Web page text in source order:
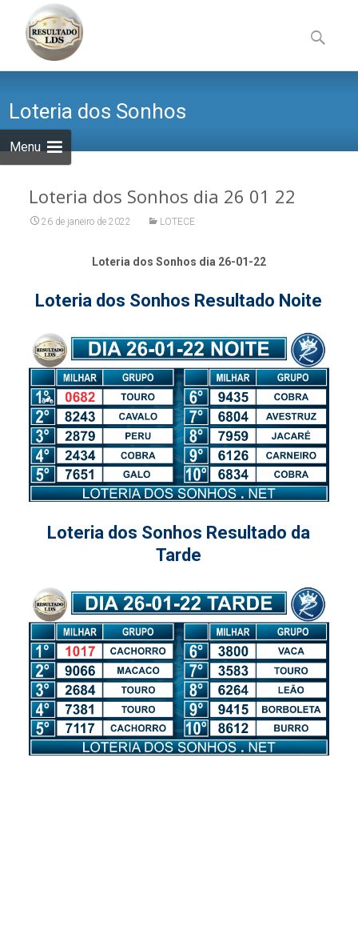
Menu
to
content
por:
Loteria dos Sonhos
Loteria dos Sonhos dia 26 01 22
26 de janeiro de 2022 LOTECE
Loteria dos Sonhos dia 26-01-22
Loteria dos Sonhos Resultado Noite
Loteria dos Sonhos Resultado da
Tarde